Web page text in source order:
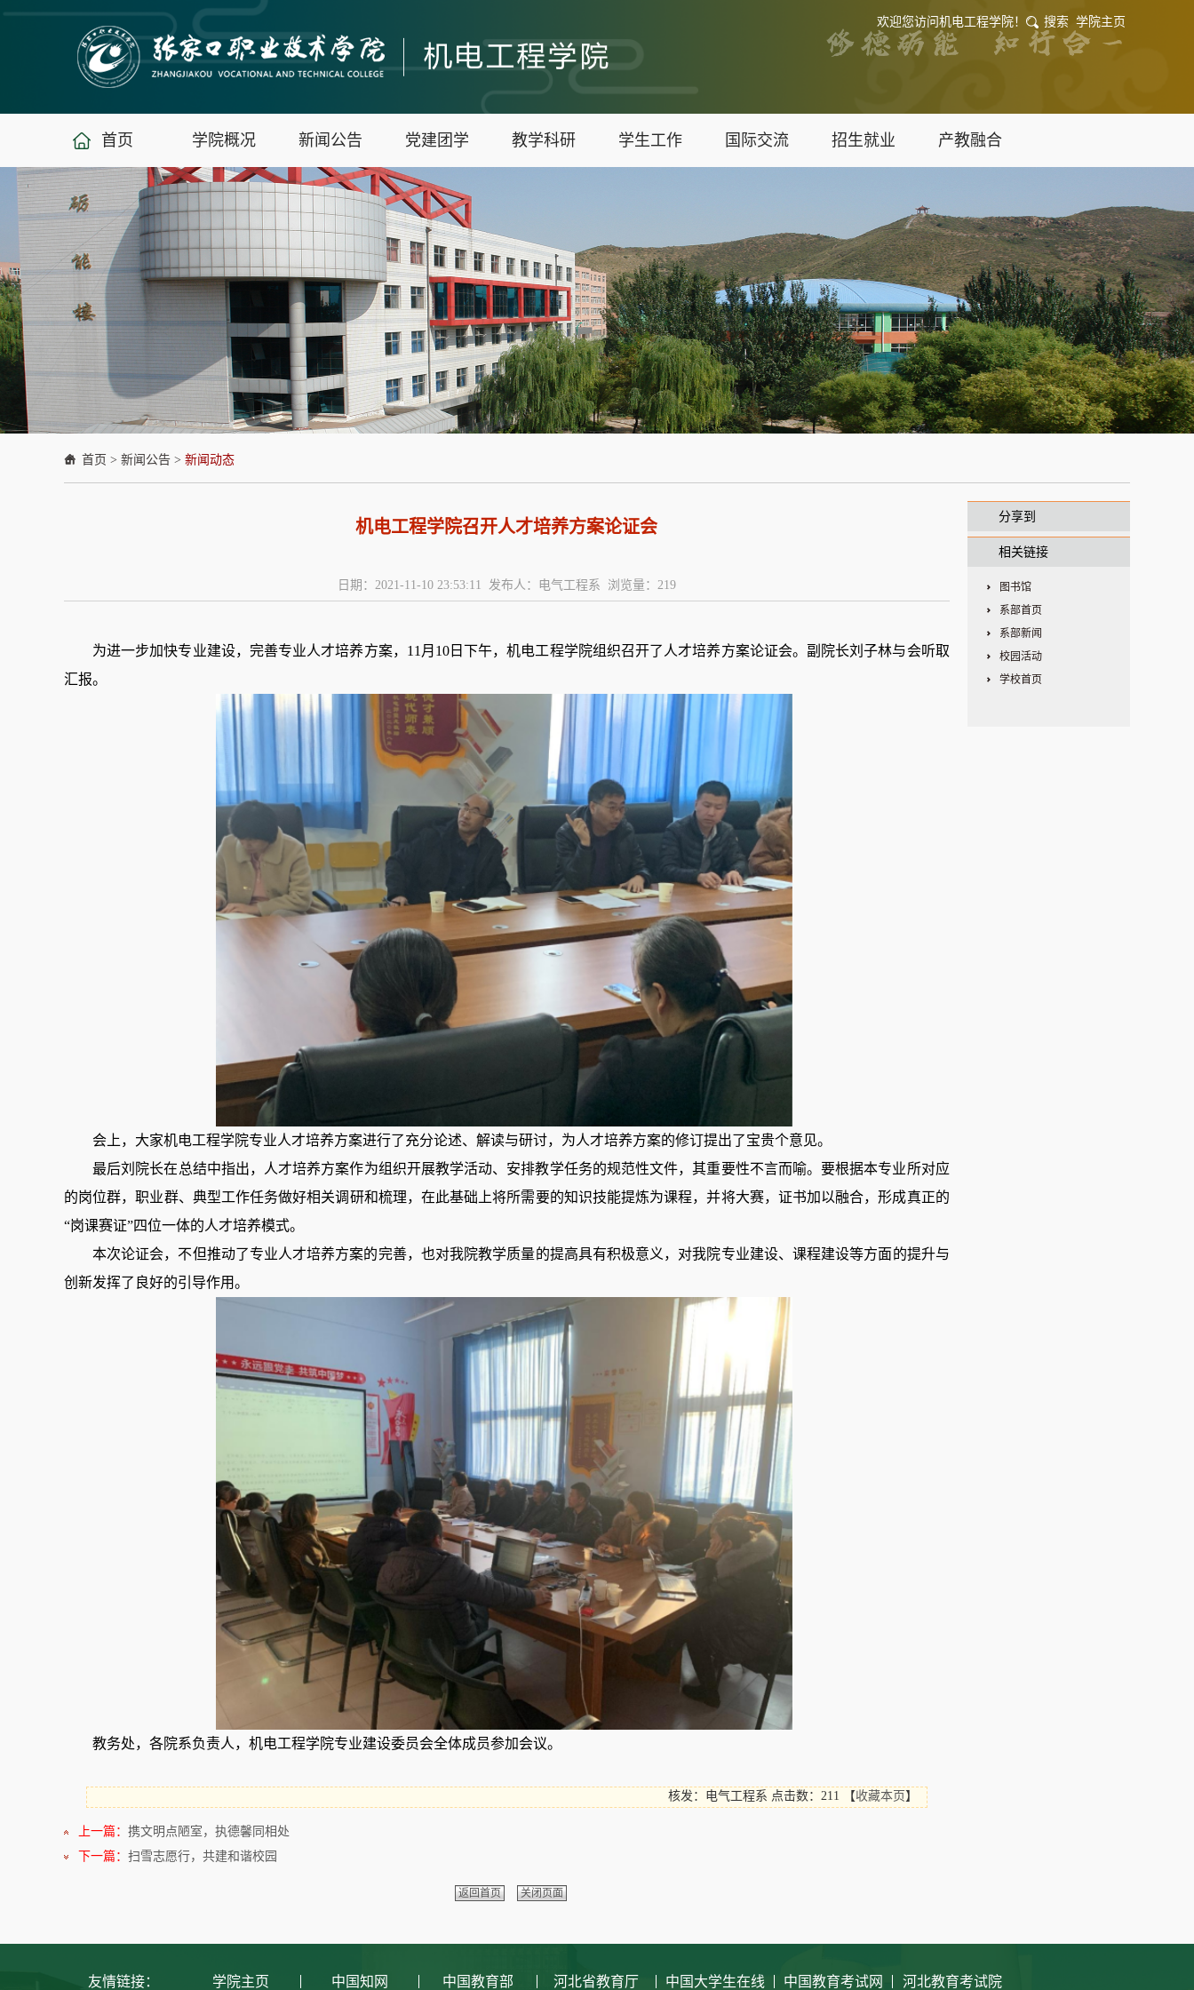
欢迎您访问机电工程学院！ 搜索 学院主页
首页 学院概况 新闻公告 党建团学 教学科研 学生工作 国际交流 招生就业 产教融合
首页 > 新闻公告 > 新闻动态
机电工程学院召开人才培养方案论证会
日期：2021-11-10 23:53:11 发布人：电气工程系 浏览量： 219
为进一步加快专业建设， 完善专业人才培养方案， 11月10日下午，机电工程学院组织召开了人才培养方案论证会。副院长刘子林与会听取
汇报。
会上， 大家机电工程学院专业人才培养方案进行了充分论述、解读与研讨，为人才培养方案的修订提出了宝贵个意见。
最后刘 院长在总结中指出，人才培养方案作为组织开展教学活动、安排教学任务的规范性文件，其重要性不言而喻。要根据本专业所对应
的岗位群，职业群、典型工作任务做好相关调研和梳理，在此基础上将所需要的知识技能提炼为课程，并将大赛，证书加以融合，形成真正的
“岗课赛证”四位一体的人才培养模式。
本次论证会，不但推动了专业人才培养方案的完善，也对我院教学质量的提高具有积极意义，对我院专业建设、 课程建设等方面的提升与
创新发挥了良好的引导作用。
教务处，各院系负责人，机电工程学院专业建设委员会全体成员参加会议。
核发：电气工程系 点击数：211 【收藏本页 】
上一篇： 携文明点陋室，执德馨同相处
下一篇： 扫雪志愿行，共建和谐校园
返回首页 关闭页面
分享到
相关链接
图书馆
系部首页
系部新闻
校园活动
学校首页
友情链接： 学院主页 中国知网 中国教育部 河北省教育厅 中国大学生在线 中国教育考试网 河北教育考试院